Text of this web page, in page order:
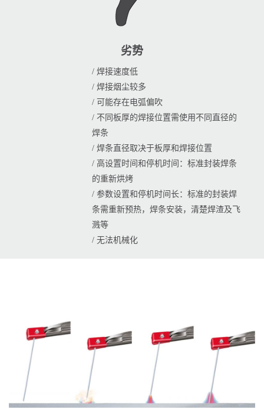
劣势
/ 焊接速度低
/ 焊接烟尘较多
/ 可能存在电弧偏吹
/ 不同板厚的焊接位置需使用不同直径的
焊条
/ 焊条直径取决于板厚和焊接位置
/ 高设置时间和停机时间：标准封装焊条
的重新烘烤
/ 参数设置和停机时间长：标准的封装焊
条需重新预热，焊条安装，清楚焊渣及飞
溅等
/ 无法机械化